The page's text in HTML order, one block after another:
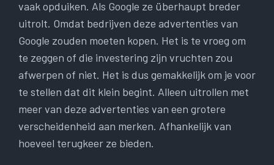
vaak opduiken. Als Google ze überhaupt breder
uitrolt. Omdat bedrijven deze advertenties van
Google zouden moeten kopen. Het is te vroeg om
te zeggen of die investering zijn vruchten zou
afwerpen of niet. Het is dus gemakkelijk om je voor
te stellen dat dit klein begint. Alleen uitrollen met
meer van deze advertenties van een grotere
verscheidenheid aan merken. Afhankelijk van
hoeveel terugkeer ze bieden.